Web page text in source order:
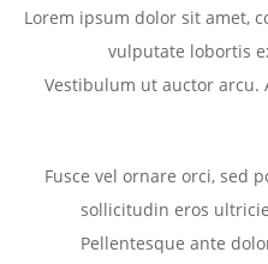
Lorem ipsum dolor sit amet,
vulputate lobortis
Vestibulum ut auctor
Fusce vel ornare orci, sed
sollicitudin eros
Pellentesque ante